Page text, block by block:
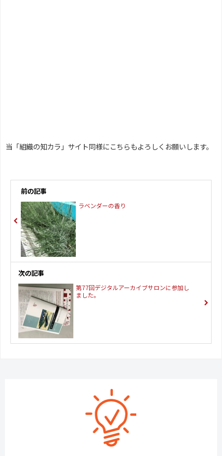
当「組織の知カラ」サイト同様にこちらもよろしくお願いします。
前の記事
ラベンダーの香り
次の記事
第77回デジタルアーカイブサロンに参加し
ました。